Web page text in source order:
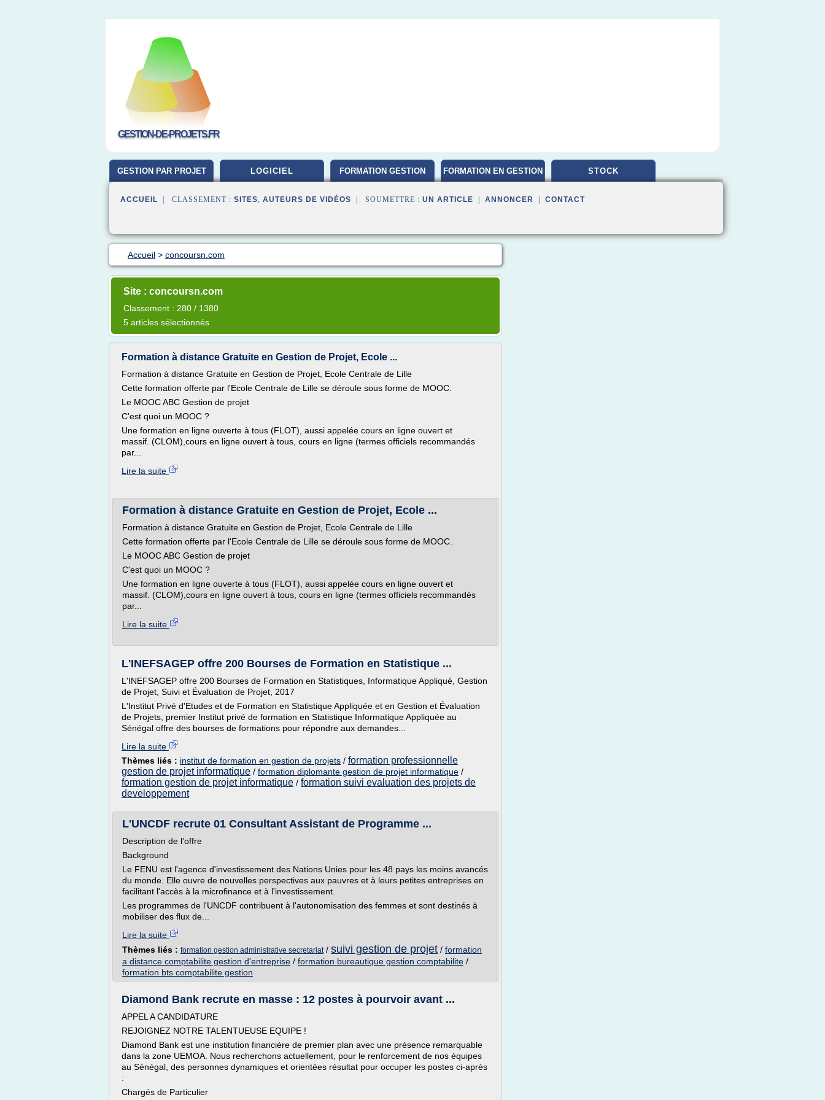
GESTION-DE-PROJETS.FR
GESTION PAR PROJET LOGICIEL FORMATION GESTION FORMATION EN GESTION STOCK
ACCUEIL | CLASSEMENT : SITES, AUTEURS DE VIDÉOS | SOUMETTRE : UN ARTICLE ANNONCER CONTACT
Accueil > concoursn.com
Site : concoursn.com
Classement : 280 / 1380
5 articles sélectionnés
Formation à distance Gratuite en Gestion de Projet, Ecole ...
Formation à distance Gratuite en Gestion de Projet, Ecole Centrale de Lille
Cette formation offerte par l'Ecole Centrale de Lille se déroule sous forme de MOOC.
Le MOOC ABC Gestion de projet
C'est quoi un MOOC ?
Une formation en ligne ouverte à tous (FLOT), aussi appelée cours en ligne ouvert et
massif. (CLOM),cours en ligne ouvert à tous, cours en ligne (termes officiels recommandés
par...
Lire la suite
Formation à distance Gratuite en Gestion de Projet, Ecole ...
Formation à distance Gratuite en Gestion de Projet, Ecole Centrale de Lille
Cette formation offerte par l'Ecole Centrale de Lille se déroule sous forme de MOOC.
Le MOOC ABC Gestion de projet
C'est quoi un MOOC ?
Une formation en ligne ouverte à tous (FLOT), aussi appelée cours en ligne ouvert et
massif. (CLOM),cours en ligne ouvert à tous, cours en ligne (termes officiels recommandés
par...
Lire la suite
L'INEFSAGEP offre 200 Bourses de Formation en Statistique ...
L'INEFSAGEP offre 200 Bourses de Formation en Statistiques, Informatique Appliqué, Gestion
de Projet, Suivi et Évaluation de Projet, 2017
L'Institut Privé d'Etudes et de Formation en Statistique Appliquée et en Gestion et Évaluation
de Projets, premier Institut privé de formation en Statistique Informatique Appliquée au
Sénégal offre des bourses de formations pour répondre aux demandes...
Lire la suite
Thèmes liés : institut de formation en gestion de projets / formation professionnelle
gestion de projet informatique / formation diplomante gestion de projet informatique /
formation gestion de projet informatique / formation suivi evaluation des projets de
developpement
L'UNCDF recrute 01 Consultant Assistant de Programme ...
Description de l'offre
Background
Le FENU est l'agence d'investissement des Nations Unies pour les 48 pays les moins avancés
du monde. Elle ouvre de nouvelles perspectives aux pauvres et à leurs petites entreprises en
facilitant l'accès à la microfinance et à l'investissement.
Les programmes de l'UNCDF contribuent à l'autonomisation des femmes et sont destinés à
mobiliser des flux de...
Lire la suite
Thèmes liés : formation gestion administrative secretariat/ suivi gestion de projet / formation
a distance comptabilite gestion d'entreprise / formation bureautique gestion comptabilite /
formation bts comptabilite gestion
Diamond Bank recrute en masse : 12 postes à pourvoir avant ...
APPEL A CANDIDATURE
REJOIGNEZ NOTRE TALENTUEUSE EQUIPE !
Diamond Bank est une institution financière de premier plan avec une présence remarquable
dans la zone UEMOA. Nous recherchons actuellement, pour le renforcement de nos équipes
au Sénégal, des personnes dynamiques et orientées résultat pour occuper les postes ci-après
:
Chargés de Particulier